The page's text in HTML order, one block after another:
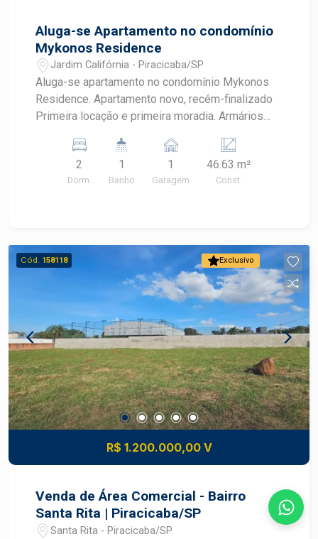
Aluga-se Apartamento no condomínio
Mykonos Residence
Jardim Califórnia - Piracicaba/SP
Aluga-se apartamento no condomínio Mykonos
Residence. Apartamento novo, recém-finalizado
Primeira locação e primeira moradia. Armários
amário planejado no banheiro.
2
Dorm.
1
Banho
1
Garagem
46.63 m²
Const.
Exclusivo
Cód. 158118
R$ 1.200.000,00 V
Venda de Área Comercial - Bairro
Santa Rita | Piracicaba/SP
Santa Rita - Piracicaba/SP